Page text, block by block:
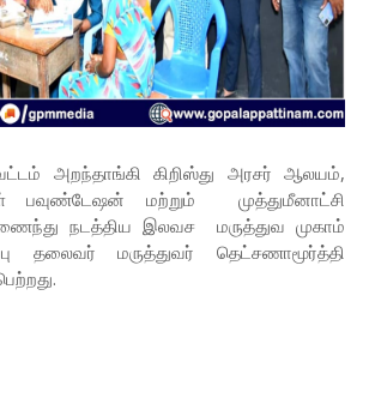
அறந்தாங்கி கிறிஸ்து அரசர் ஆலயம்,
பவுண்டேஷன் மற்றும் முத்துமீனாட்சி
நடத்திய இலவச மருத்துவ முகாம்
தலைவர் மருத்துவர் தெட்சணாமூர்த்தி